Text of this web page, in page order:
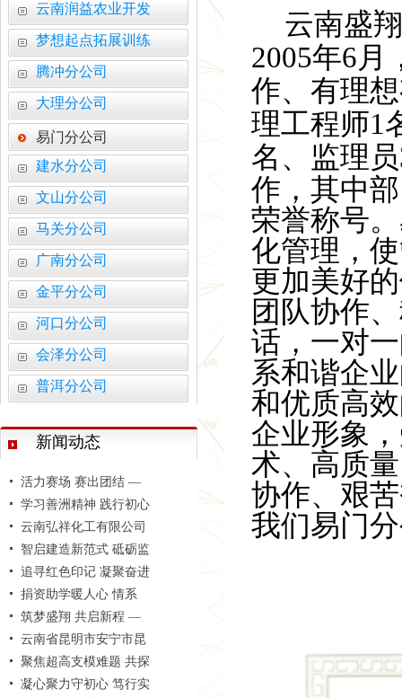
云南润益农业开发
梦想起点拓展训练
腾冲分公司
大理分公司
易门分公司
建水分公司
文山分公司
马关分公司
广南分公司
金平分公司
河口分公司
会泽分公司
普洱分公司
新闻动态
活力赛场 赛出团结 —
学习善洲精神 践行初心
云南弘祥化工有限公司
智启建造新范式 砥砺监
追寻红色印记 凝聚奋进
捐资助学暖人心 情系
筑梦盛翔 共启新程 —
云南省昆明市安宁市昆
聚焦超高支模难题 共探
凝心聚力守初心 笃行实
温泉山谷国际康旅城普
释放诚信能量 护航百年
安宁市中老铁路国际冷
安宁市官厢街更新改造
学习善洲精神 践行初心
云南弘祥化工有限公司
智启建造新范式 砥砺监
追寻红色印记 凝聚奋进
捐资助学暖人心 情系
筑梦盛翔 共启新程 —
云南省昆明市安宁市昆
聚焦超高支模难题 共探
凝心聚力守初心 笃行实
温泉山谷国际康旅城普
云南盛
2005年6月
作、有理
理工程师1
名、监理员
作，其中
荣誉称号
化管理，
更加美好
团队协作
话，一对
系和谐企
和优质高
企业形象
术、高质
协作、艰
我们易门